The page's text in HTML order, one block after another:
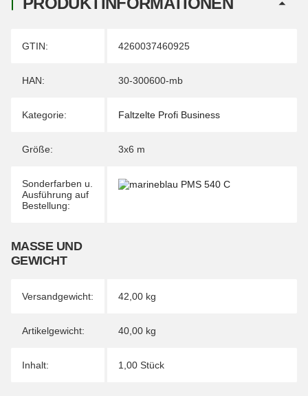
Produkteigenschaft
Wert
GTIN: 4260037460925
HAN: 30-300600-mb
Kategorie: Faltzelte Profi Business
Größe: 3x6 m
Sonderfarben u.
Ausführung auf
Bestellung:
MASSE UND G
EWICHT
Versandgewicht: 42,00 kg
Artikelgewicht: 40,00 kg
Inhalt: 1,00 Stück